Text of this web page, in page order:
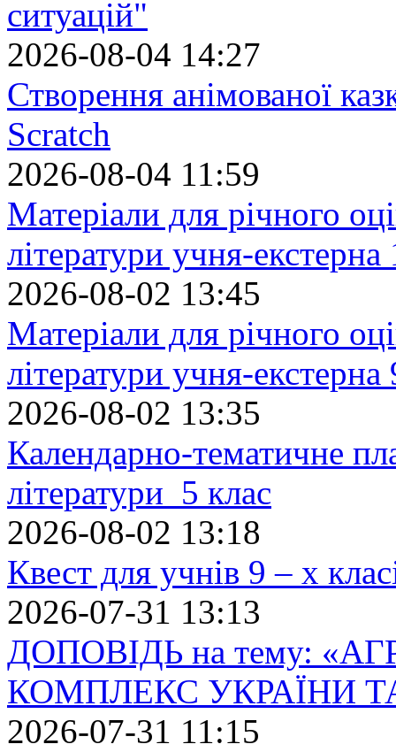
ситуацій"
2026-08-04 14:27
Створення анімованої
Scratch
2026-08-04 11:59
Матеріали для річного
літератури учня-екстерна
2026-08-02 13:45
Матеріали для річного
літератури учня-екстерна
2026-08-02 13:35
Календарно-тематичне
літератури 5 клас
2026-08-02 13:18
Квест для учнів 9 – х
2026-07-31 13:13
ДОПОВІДЬ на тему:
КОМПЛЕКС УКРАЇНИ
2026-07-31 11:15